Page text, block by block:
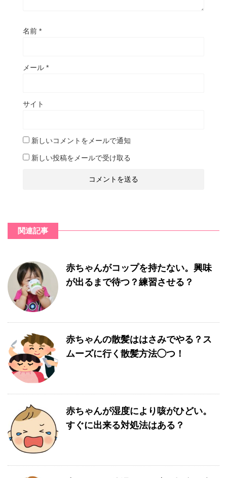
名前 *
メール *
サイト
新しいコメントをメールで通知
新しい投稿をメールで受け取る
関連記事
赤ちゃんがコップを持たない。興味
が出るまで待つ？練習させる？
赤ちゃんの散髪ははさみでやる？ス
ムーズに行く散髪方法◯つ！
赤ちゃんが湿度により咳がひどい。
すぐに出来る対処法はある？